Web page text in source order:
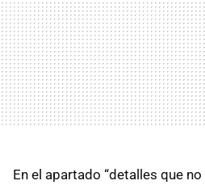
En el apartado “detalles que